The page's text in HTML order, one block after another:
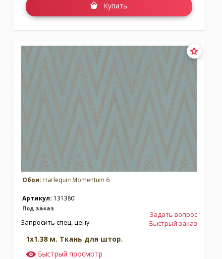
Купить
Обои: Harlequin Momentum 6
Артикул: 131380
Под заказ
Задать вопрос
Быстрый заказ
Запросить спец. цену
1x1.38 м. Ткань для штор.
Быстрый просмотр